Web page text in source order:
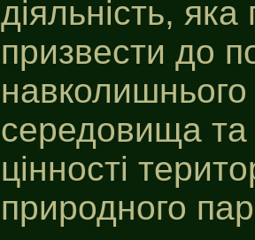
діяльність,
призвести до
середовища та
цінності
природного